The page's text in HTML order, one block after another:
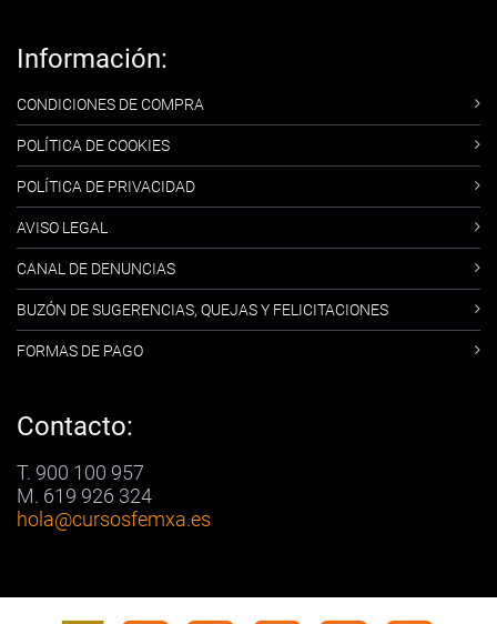
Información:
CONDICIONES DE COMPRA
POLÍTICA DE COOKIES
POLÍTICA DE PRIVACIDAD
AVISO LEGAL
CANAL DE DENUNCIAS
BUZÓN DE SUGERENCIAS, QUEJAS Y FELICITACIONES
FORMAS DE PAGO
Contacto:
T. 900 100 957
M. 619 926 324
hola@cursosfemxa.es